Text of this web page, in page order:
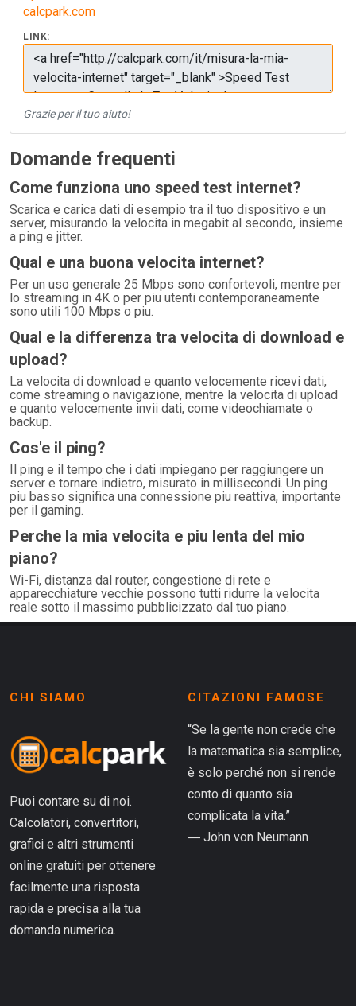
calcpark.com
LINK:
Grazie per il tuo aiuto!
Domande frequenti
Come funziona uno speed test internet?
Scarica e carica dati di esempio tra il tuo dispositivo e un
server, misurando la velocita in megabit al secondo, insieme
a ping e jitter.
Qual e una buona velocita internet?
Per un uso generale 25 Mbps sono confortevoli, mentre per
lo streaming in 4K o per piu utenti contemporaneamente
sono utili 100 Mbps o piu.
Qual e la differenza tra velocita di download e
upload?
La velocita di download e quanto velocemente ricevi dati,
come streaming o navigazione, mentre la velocita di upload
e quanto velocemente invii dati, come videochiamate o
backup.
Cos'e il ping?
Il ping e il tempo che i dati impiegano per raggiungere un
server e tornare indietro, misurato in millisecondi. Un ping
piu basso significa una connessione piu reattiva, importante
per il gaming.
Perche la mia velocita e piu lenta del mio
piano?
Wi-Fi, distanza dal router, congestione di rete e
apparecchiature vecchie possono tutti ridurre la velocita
reale sotto il massimo pubblicizzato dal tuo piano.
CHI SIAMO
Puoi contare su di noi.
Calcolatori, convertitori,
grafici e altri strumenti
online gratuiti per ottenere
facilmente una risposta
rapida e precisa alla tua
domanda numerica.
CITAZIONI FAMOSE
“Se la gente non crede che
la matematica sia semplice,
è solo perché non si rende
conto di quanto sia
complicata la vita.”
― John von Neumann